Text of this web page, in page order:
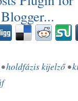
•holdfázis kijelző•